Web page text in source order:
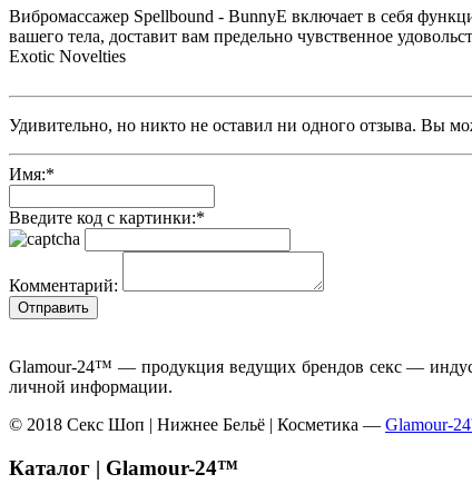
Вибромассажер Spellbound - BunnyE включает в себя
вашего тела, доставит вам предельно чувственное
Exotic Novelties
Удивительно, но никто не оставил ни одного отзыва. Вы
Имя:*
Введите код с картинки:*
Комментарий:
Glamour-24™ — продукция ведущих брендов секс —
личной информации.
© 2018 Секс Шоп | Нижнее Бельё | Косметика — Glamour-
Каталог | Glamour-24™